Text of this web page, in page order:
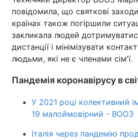
повідомила, що святкові
країнах також погіршили
закликала людей
дистанції і мінімізувати
людьми, які не є членами сім'ї.
Пандемія коронавірусу в
У 2021 році колективний
19 малоймовірний - ВООЗ
Італія через пандемію